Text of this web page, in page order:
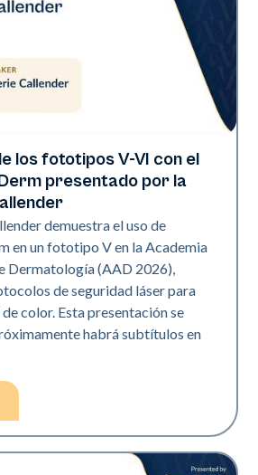
los fototipos V-VI con el
presentado por la
demuestra el uso de
en un fototipo V en la Academia
Dermatología (AAD 2026),
de seguridad láser para
color. Esta presentación se
habrá subtítulos en